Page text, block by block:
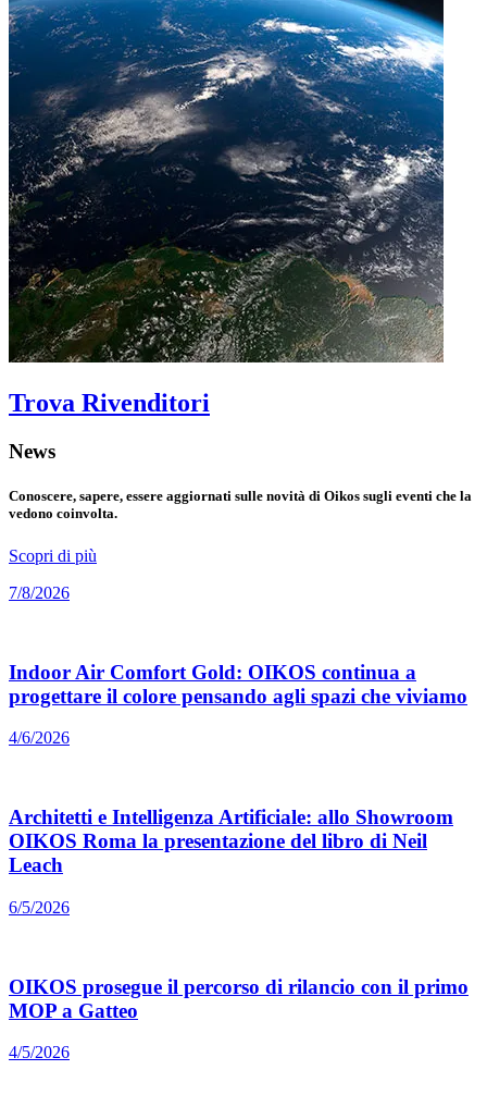
Trova Rivenditori
News
Conoscere, sapere, essere aggiornati sulle novità di Oikos sugli eventi che la
vedono coinvolta.
Scopri di più
7/8/2026
Indoor Air Comfort Gold: OIKOS continua a
progettare il colore pensando agli spazi che viviamo
4/6/2026
Architetti e Intelligenza Artificiale: allo Showroom
OIKOS Roma la presentazione del libro di Neil
Leach
6/5/2026
OIKOS prosegue il percorso di rilancio con il primo
MOP a Gatteo
4/5/2026